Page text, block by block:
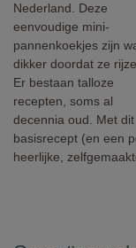
Nederland. Deze
eenvoudige mini-
pannenkoekjes zijn
dikker doordat ze
Er bestaan talloze
recepten, soms al
decennia oud. Met dit
basisrecept (en een
heerlijke,